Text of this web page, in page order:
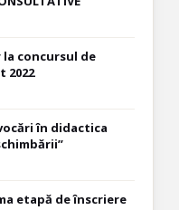
concursul de
2022
în didactica
etapă de înscriere